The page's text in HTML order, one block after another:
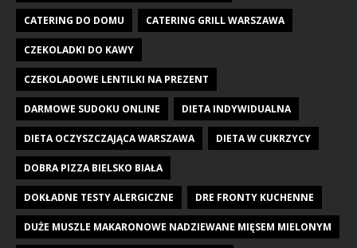
CATERING DO DOMU CATERING GRILL WARSZAWA
CZEKOLADKI DO KAWY
CZEKOLADOWE LENTILKI NA PREZENT
DARMOWE SUDOKU ONLINE DIETA INDYWIDUALNA
DIETA OCZYSZCZAJĄCA WARSZAWA DIETA W CUKRZYCY
DOBRA PIZZA BIELSKO BIAŁA
DOKŁADNE TESTY ALERGICZNE DRE FRONTY KUCHENNE
DUŻE MUSZLE MAKARONOWE NADZIEWANE MIĘSEM MIELONYM